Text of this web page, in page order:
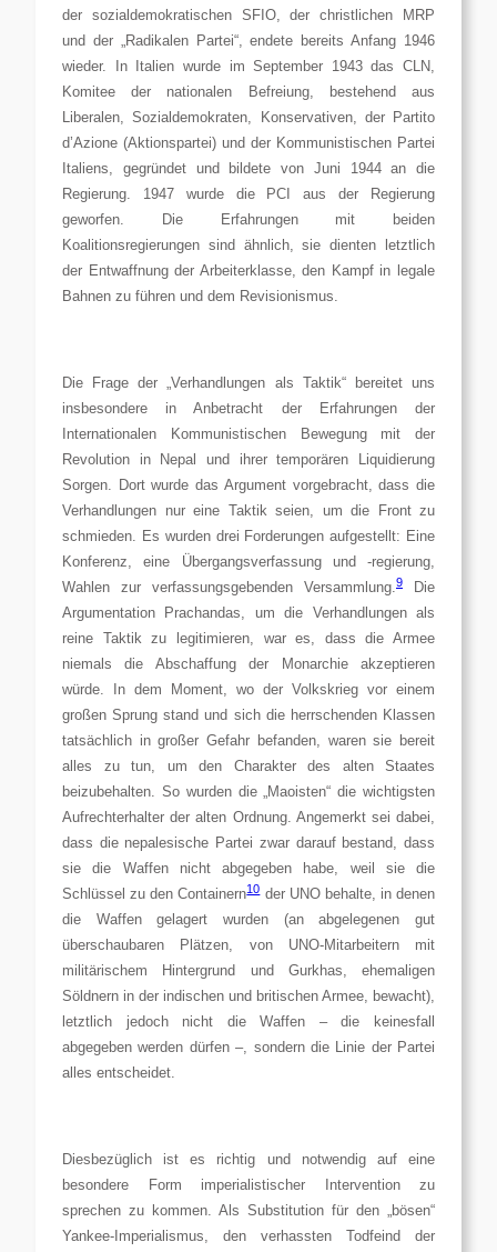
der sozialdemokratischen SFIO, der christlichen MRP
und der „Radikalen Partei“, endete bereits Anfang 1946
wieder. In Italien wurde im September 1943 das CLN,
Komitee der nationalen Befreiung, bestehend aus
Liberalen, Sozialdemokraten, Konservativen, der Partito
d’Azione (Aktionspartei) und der Kommunistischen Partei
Italiens, gegründet und bildete von Juni 1944 an die
Regierung. 1947 wurde die PCI aus der Regierung
geworfen. Die Erfahrungen mit beiden
Koalitionsregierungen sind ähnlich, sie dienten letztlich
der Entwaffnung der Arbeiterklasse, den Kampf in legale
Bahnen zu führen und dem Revisionismus.
Die Frage der „Verhandlungen als Taktik“ bereitet uns
insbesondere in Anbetracht der Erfahrungen der
Internationalen Kommunistischen Bewegung mit der
Revolution in Nepal und ihrer temporären Liquidierung
Sorgen. Dort wurde das Argument vorgebracht, dass die
Verhandlungen nur eine Taktik seien, um die Front zu
schmieden. Es wurden drei Forderungen aufgestellt: Eine
Konferenz, eine Übergangsverfassung und -regierung,
Wahlen zur verfassungsgebenden Versammlung.9
Die
Argumentation Prachandas, um die Verhandlungen als
reine Taktik zu legitimieren, war es, dass die Armee
niemals die Abschaffung der Monarchie akzeptieren
würde. In dem Moment, wo der Volkskrieg vor einem
großen Sprung stand und sich die herrschenden Klassen
tatsächlich in großer Gefahr befanden, waren sie bereit
alles zu tun, um den Charakter des alten Staates
beizubehalten. So wurden die „Maoisten“ die wichtigsten
Aufrechterhalter der alten Ordnung. Angemerkt sei dabei,
dass die nepalesische Partei zwar darauf bestand, dass
sie die Waffen nicht abgegeben habe, weil sie die
Schlüssel zu den Containern10der UNO behalte, in denen
die Waffen gelagert wurden (an abgelegenen gut
überschaubaren Plätzen, von UNO-Mitarbeitern mit
militärischem Hintergrund und Gurkhas, ehemaligen
Söldnern in der indischen und britischen Armee, bewacht),
letztlich jedoch nicht die Waffen – die keinesfall
abgegeben werden dürfen –, sondern die Linie der Partei
alles entscheidet.
Diesbezüglich ist es richtig und notwendig auf eine
besondere Form imperialistischer Intervention zu
sprechen zu kommen. Als Substitution für den „bösen“
Yankee-Imperialismus, den verhassten Todfeind der